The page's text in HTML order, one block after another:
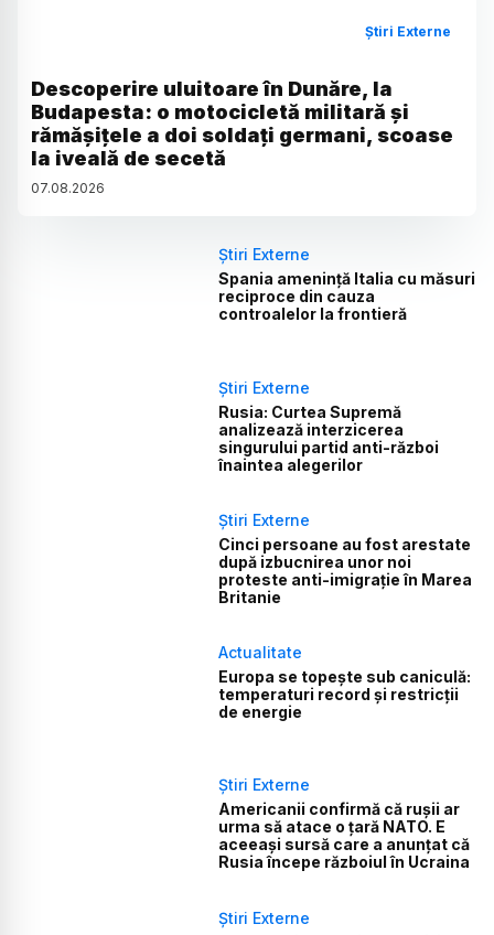
Știri Externe
Descoperire uluitoare în Dunăre, la
Budapesta: o motocicletă militară și
rămășițele a doi soldați germani, scoase
la iveală de secetă
07.08.2026
Știri Externe
Spania amenință Italia cu măsuri
reciproce din cauza
controalelor la frontieră
Știri Externe
Rusia: Curtea Supremă
analizează interzicerea
singurului partid anti-război
înaintea alegerilor
Știri Externe
Cinci persoane au fost arestate
după izbucnirea unor noi
proteste anti-imigrație în Marea
Britanie
Actualitate
Europa se topește sub caniculă:
temperaturi record și restricții
de energie
Știri Externe
Americanii confirmă că rușii ar
urma să atace o țară NATO. E
aceeași sursă care a anunțat că
Rusia începe războiul în Ucraina
Știri Externe